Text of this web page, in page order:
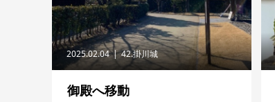
2025.02.04 42.掛川城
御殿へ移動